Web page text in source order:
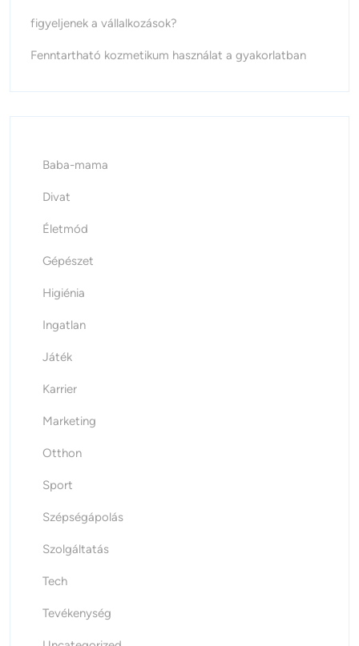
figyeljenek a vállalkozások?
Fenntartható kozmetikum használat a gyakorlatban
Baba-mama
Divat
Életmód
Gépészet
Higiénia
Ingatlan
Játék
Karrier
Marketing
Otthon
Sport
Szépségápolás
Szolgáltatás
Tech
Tevékenység